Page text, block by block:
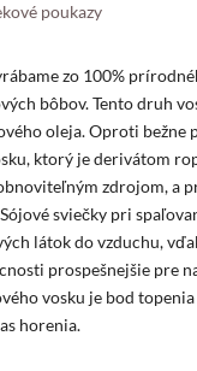
poukazy
zo 100%
bôbov. Tento druh
oleja. Oproti bežne
ktorý je derivátom
zdrojom, a
sviečky pri
látok do vzduchu,
prospešnejšie pre
vosku je bod
horenia.